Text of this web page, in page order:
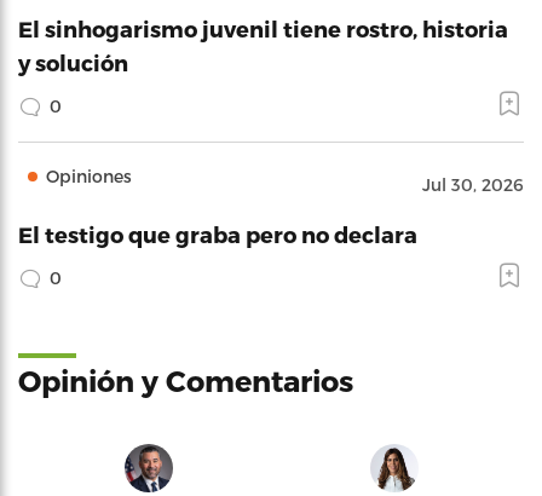
El sinhogarismo juvenil tiene rostro, historia
y solución
0
Opiniones Jul 30, 2026
El testigo que graba pero no declara
0
Opinión y Comentarios